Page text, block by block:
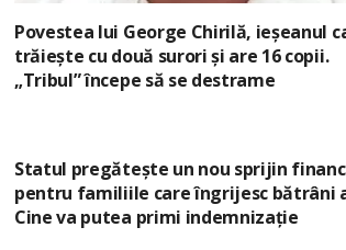
Povestea lui George Chirilă, ieșeanul
trăiește cu două surori și are 16 copii.
„Tribul” începe să se destrame
Statul pregătește un nou sprijin
pentru familiile care îngrijesc bătrâni
Cine va putea primi indemnizație